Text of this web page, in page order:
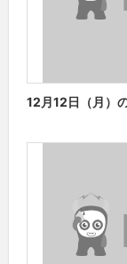
12月12日（月）